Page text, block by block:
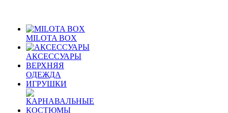
MILOTA BOX
АКСЕССУАРЫ
ВЕРХНЯЯ
ОДЕЖДА
ИГРУШКИ